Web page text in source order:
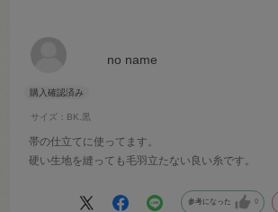
no name
サイズ：BK.黒
帯の仕立てに使ってます。
硬い生地を縫っても毛羽立たない良い糸です。
参考になった 0